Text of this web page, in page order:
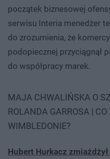
początek biznesowej
serwisu Interia menedżer
do zrozumienia, że
podopiecznej przyciągnął
do współpracy marek.
MAJA CHWALIŃSKA O
ROLANDA GARROSA |
WIMBLEDONIE?
Hubert Hurkacz